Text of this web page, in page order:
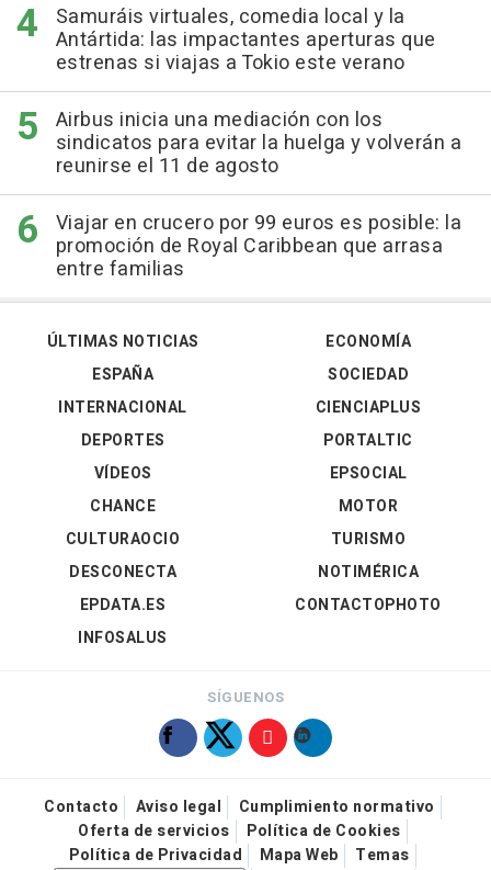
Samuráis virtuales, comedia local y la
Antártida: las impactantes aperturas que
estrenas si viajas a Tokio este verano
Airbus inicia una mediación con los
sindicatos para evitar la huelga y volverán a
reunirse el 11 de agosto
Viajar en crucero por 99 euros es posible: la
promoción de Royal Caribbean que arrasa
entre familias
ÚLTIMAS NOTICIAS
ESPAÑA
INTERNACIONAL
DEPORTES
VÍDEOS
ECONOMÍA
SOCIEDAD
CIENCIAPLUS
PORTALTIC
EPSOCIAL
CHANCE
CULTURAOCIO
DESCONECTA
EPDATA.ES
INFOSALUS
MOTOR
TURISMO
NOTIMÉRICA
CONTACTOPHOTO
SÍGUENOS
Contacto Aviso legal
Cumplimiento normativo
Oferta de servicios
Política de Cookies
Política de Privacidad
Mapa Web
Temas